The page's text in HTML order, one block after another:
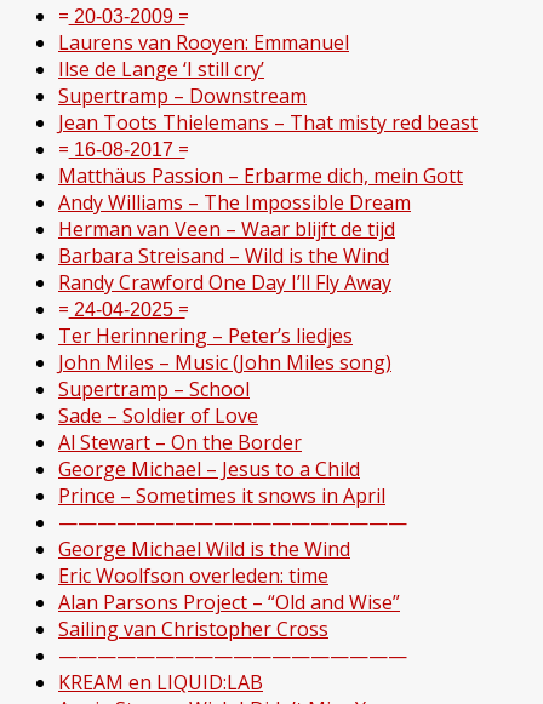
= ͟2͟0͟-͟0͟3͟-͟2͟0͟0͟9͟ =
Laurens van Rooyen: Emmanuel
Ilse de Lange ‘I still cry’
Supertramp – Downstream
Jean Toots Thielemans – That misty red beast
= ͟1͟6͟-͟0͟8͟-͟2͟0͟1͟7͟ =
Matthäus Passion – Erbarme dich, mein Gott
Andy Williams – The Impossible Dream
Herman van Veen – Waar blijft de tijd
Barbara Streisand – Wild is the Wind
Randy Crawford One Day I’ll Fly Away
= ͟2͟4͟-͟0͟4͟-͟2͟0͟2͟5͟ =
Ter Herinnering – Peter’s liedjes
John Miles – Music (John Miles song)
Supertramp – School
Sade – Soldier of Love
Al Stewart – On the Border
George Michael – Jesus to a Child
Prince – Sometimes it snows in April
——————————————————
George Michael Wild is the Wind
Eric Woolfson overleden: time
Alan Parsons Project – “Old and Wise”
Sailing van Christopher Cross
——————————————————
KREAM en LIQUID:LAB